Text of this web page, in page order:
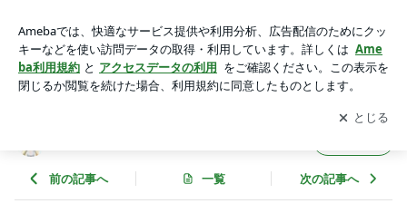
アプリをダウンロードして ブログの更新通知
を受け取りまし
ょう。
開く
前の記事へ 一覧 次の記事へ